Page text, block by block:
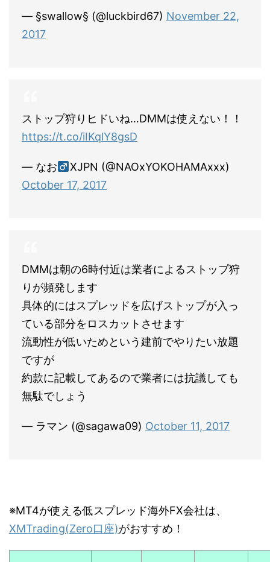
— §swallow§ (@luckbird67) November 22,
2017
ストップ狩りヒドいね…DMMは使えない！！
https://t.co/iIKqlY8gsD
— なお
XJPN (@NAOxYOKOHAMAxxx)
October 17, 2017
DMMは朝の6時付近は業者によるストップ狩
りが頻発します
具体的にはスプレッドを広げストップが入っ
ている部分をロスカットさせます
流動性が低いためという建前でやりたい放題
ですが
約款に記載してあるので業者には抗議しても
無駄でしょう
— ラマン (@sagawa09) October 11, 2017
※MT4が使える低スプレッド海外FX会社は、
XMTrading(Zero口座)がおすすめ！